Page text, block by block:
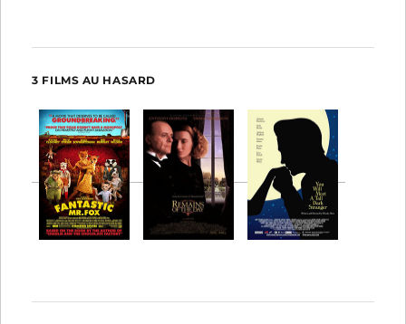
3 FILMS AU HASARD